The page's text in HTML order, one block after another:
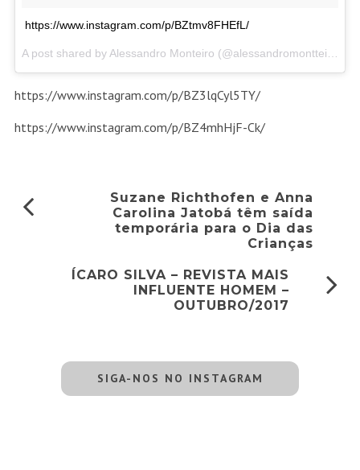
https://www.instagram.com/p/BZtmv8FHEfL/
https://www.instagram.com/p/BZ3lqCyl5TY/
https://www.instagram.com/p/BZ4mhHjF-Ck/
Suzane Richthofen e Anna
Carolina Jatobá têm saída
temporária para o Dia das
Crianças
ÍCARO SILVA – REVISTA MAIS
INFLUENTE HOMEM –
OUTUBRO/2017
SIGA-NOS NO INSTAGRAM